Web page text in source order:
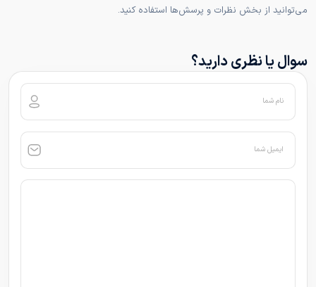
می‌توانید از بخش نظرات و پرسش‌ها استفاده کنید.
سوال یا نظری دارید؟
نام شما
ایمیل شما